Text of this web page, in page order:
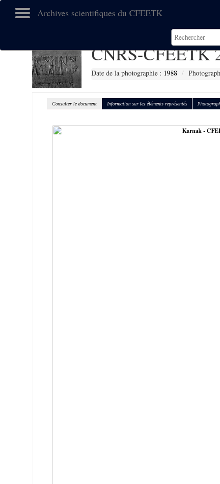
Archives scientifiques du CFEETK
CNRS-CFEETK
Date de la photographie : 1988
Consulter le document Information sur les éléments représentés